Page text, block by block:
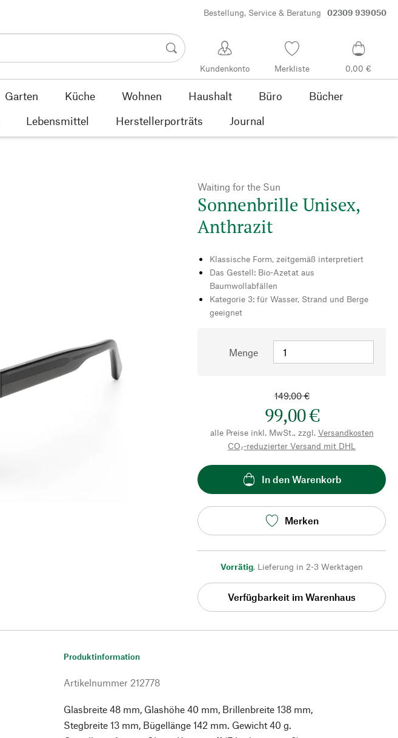
Bestellung, Service & Beratung 02309 939050
Kundenkonto Merkliste 0,00 €
Garten Küche Wohnen Haushalt Büro
Bücher
Lebensmittel Herstellerporträts Journal
Waiting for the Sun
Sonnenbrille Unisex,
Anthrazit
Klassische Form, zeitgemäß interpretiert
Das Gestell: Bio-Azetat aus
Baumwollabfällen
Kategorie 3: für Wasser, Strand und Berge
geeignet
Menge
149,00 €
99,00 €
alle Preise inkl. MwSt., zzgl. Versandkosten
CO₂-reduzierter Versand mit DHL
In den Warenkorb
Merken
Vorrätig, Lieferung in 2-3 Werktagen
Verfügbarkeit im Warenhaus
Produktinformation
Artikelnummer 212778
Glasbreite 48 mm, Glashöhe 40 mm, Brillenbreite 138 mm,
Stegbreite 13 mm, Bügellänge 142 mm. Gewicht 40 g.